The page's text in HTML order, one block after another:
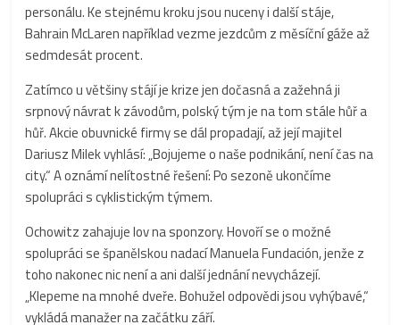
personálu. Ke stejnému kroku jsou nuceny i další stáje,
Bahrain McLaren například vezme jezdcům z měsíční gáže až
sedmdesát procent.
Zatímco u většiny stájí je krize jen dočasná a zažehná ji
srpnový návrat k závodům, polský tým je na tom stále hůř a
hůř. Akcie obuvnické firmy se dál propadají, až její majitel
Dariusz Milek vyhlásí: „Bojujeme o naše podnikání, není čas na
city.“ A oznámí nelítostné řešení: Po sezoně ukončíme
spolupráci s cyklistickým týmem.
Ochowitz zahajuje lov na sponzory. Hovoří se o možné
spolupráci se španělskou nadací Manuela Fundación, jenže z
toho nakonec nic není a ani další jednání nevycházejí.
„Klepeme na mnohé dveře. Bohužel odpovědi jsou vyhýbavé,“
vykládá manažer na začátku září.